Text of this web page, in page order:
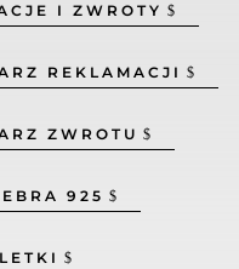
I ZWROTY
REKLAMACJI
ZWROTU
925